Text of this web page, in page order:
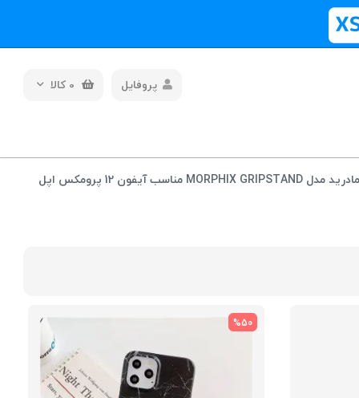
0 کالا پروفایل
کاور ویوا مادرید مدل MORPHIX GRIPSTAND مناسب آیفون 12 پرومکس اپل
%50